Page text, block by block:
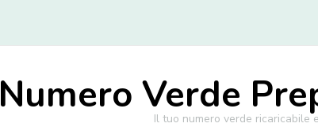
Numero Verde
Il tuo numero verde ricaricabile